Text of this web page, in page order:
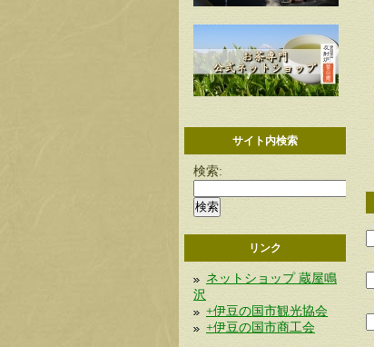
サイト内検索
検索:
リンク
ネットショップ 蔵屋鳴
沢
+伊豆の国市観光協会
+伊豆の国市商工会